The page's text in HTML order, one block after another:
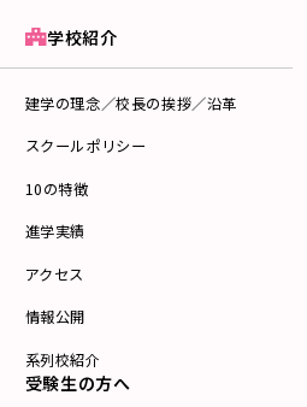
学校紹介
建学の理念／校長の挨拶／沿革
スクールポリシー
10の特徴
進学実績
アクセス
情報公開
系列校紹介
受験生の方へ